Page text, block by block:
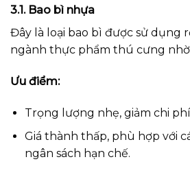
3.1. Bao bì nhựa
Đây là loại bao bì được sử dụng
ngành thực phẩm thú cưng
Ưu điểm:
Trọng lượng nhẹ, giảm chi
Giá thành thấp, phù hợp với
ngân sách hạn chế.